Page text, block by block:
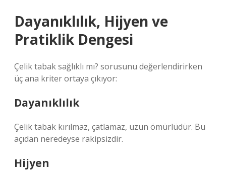
Dayanıklılık, Hijyen ve
Pratiklik Dengesi
Çelik tabak sağlıklı mı? sorusunu değerlendirirken
üç ana kriter ortaya çıkıyor:
Dayanıklılık
Çelik tabak kırılmaz, çatlamaz, uzun ömürlüdür. Bu
açıdan neredeyse rakipsizdir.
Hijyen